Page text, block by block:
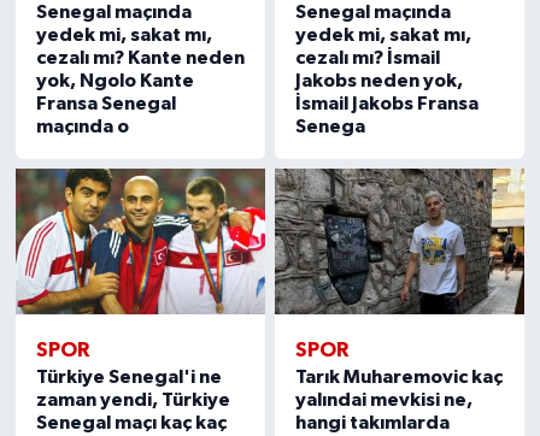
Senegal maçında
yedek mi, sakat mı,
cezalı mı? Kante neden
yok, Ngolo Kante
Fransa Senegal
maçında o
Senegal maçında
yedek mi, sakat mı,
cezalı mı? İsmail
Jakobs neden yok,
İsmail Jakobs Fransa
Senega
SPOR
Türkiye Senegal'i ne
zaman yendi, Türkiye
Senegal maçı kaç kaç
SPOR
Tarık Muharemovic kaç
yalındai mevkisi ne,
hangi takımlarda